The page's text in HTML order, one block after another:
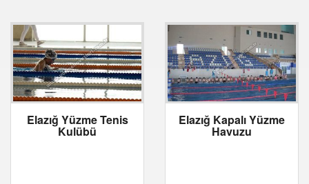
Elazığ Yüzme Tenis
Kulübü
Elazığ Kapalı Yüzme
Havuzu